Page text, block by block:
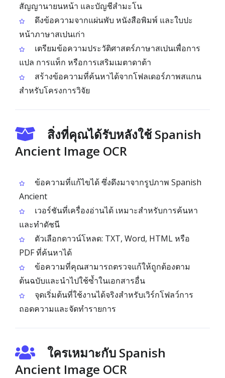
สัญญานายนหน้า และบัญชีสำมะโน
ดึงข้อความจากแผ่นพับ หนังสือพิมพ์ และใบปะ
หน้าภาษาสเปนเก่า
เตรียมข้อความประวัติศาสตร์ภาษาสเปนเพื่อการ
แปล การแท็ก หรือการเสริมเมตาดาต้า
สร้างข้อความที่ค้นหาได้จากโฟลเดอร์ภาพสแกน
สำหรับโครงการวิจัย
สิ่งที่คุณได้รับหลังใช้ Spanish
Ancient Image OCR
ข้อความที่แก้ไขได้ ซึ่งดึงมาจากรูปภาพ Spanish
Ancient
เวอร์ชันที่เครื่องอ่านได้ เหมาะสำหรับการค้นหา
และทำดัชนี
ตัวเลือกดาวน์โหลด: TXT, Word, HTML หรือ
PDF ที่ค้นหาได้
ข้อความที่คุณสามารถตรวจแก้ให้ถูกต้องตาม
ต้นฉบับและนำไปใช้ซ้ำในเอกสารอื่น
จุดเริ่มต้นที่ใช้งานได้จริงสำหรับเวิร์กโฟลว์การ
ถอดความและจัดทำรายการ
ใครเหมาะกับ Spanish
Ancient Image OCR